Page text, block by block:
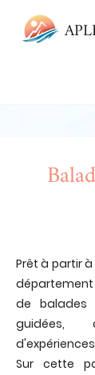
Prêt à partir
département
de
guidées,
Sur cette